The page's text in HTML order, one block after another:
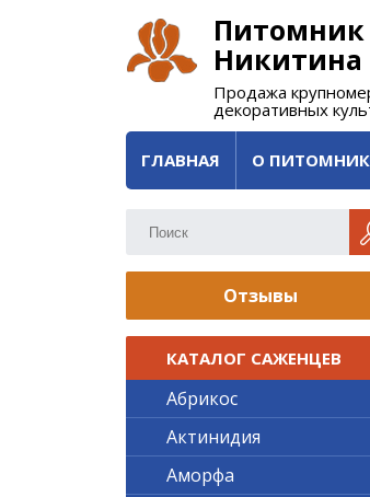
Питомник
Никитина
Продажа
декоративных
ГЛАВНАЯ О
Отзывы
КАТАЛОГ САЖЕНЦЕВ
Абрикос
Актинидия
Аморфа